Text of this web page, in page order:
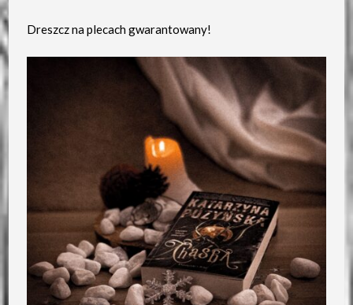
Dreszcz na plecach gwarantowany!